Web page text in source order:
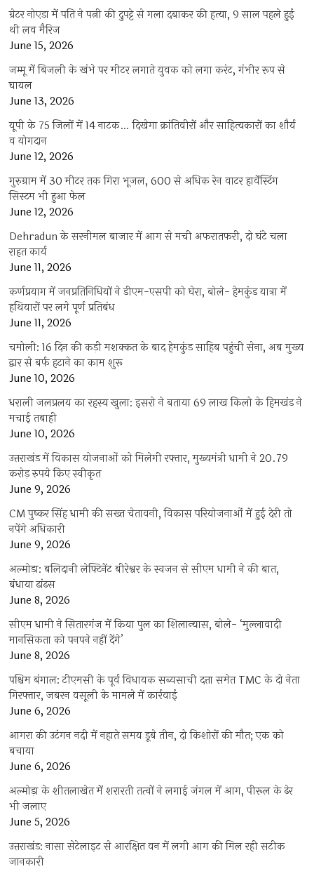
ग्रेटर नोएडा में पति ने पत्नी की दुपट्टे से गला दबाकर की हत्या, 9 साल पहले हुई
थी लव मैरिज
June 15, 2026
जम्मू में बिजली के खंभे पर मीटर लगाते युवक को लगा करंट, गंभीर रूप से
घायल
June 13, 2026
यूपी के 75 जिलों में 14 नाटक… दिखेगा क्रांतिवीरों और साहित्यकारों का शौर्य
व योगदान
June 12, 2026
गुरुग्राम में 30 मीटर तक गिरा भूजल, 600 से अधिक रेन वाटर हार्वेस्टिंग
सिस्टम भी हुआ फेल
June 12, 2026
Dehradun के सरनीमल बाजार में आग से मची अफरातफरी, दो घंटे चला
राहत कार्य
June 11, 2026
कर्णप्रयाग में जनप्रतिनिधियों ने डीएम-एसपी को घेरा, बोले- हेमकुंड यात्रा में
हथियारों पर लगे पूर्ण प्रतिबंध
June 11, 2026
चमोली: 16 दिन की कड़ी मशक्कत के बाद हेमकुंड साहिब पहुंची सेना, अब मुख्य
द्वार से बर्फ हटाने का काम शुरू
June 10, 2026
धराली जलप्रलय का रहस्य खुला: इसरो ने बताया 69 लाख किलो के हिमखंड ने
मचाई तबाही
June 10, 2026
उत्तराखंड में विकास योजनाओं को मिलेगी रफ्तार, मुख्यमंत्री धामी ने 20.79
करोड़ रुपये किए स्वीकृत
June 9, 2026
CM पुष्कर सिंह धामी की सख्त चेतावनी, विकास परियोजनाओं में हुई देरी तो
नपेंगे अधिकारी
June 9, 2026
अल्मोड़ा: बलिदानी लेफ्टिनेंट बीरेश्वर के स्वजन से सीएम धामी ने की बात,
बंधाया ढांढस
June 8, 2026
सीएम धामी ने सितारगंज में किया पुल का शिलान्यास, बोले- ‘मुल्लावादी
मानसिकता को पनपने नहीं देंगे’
June 8, 2026
पश्चिम बंगाल: टीएमसी के पूर्व विधायक सब्यसाची दत्ता समेत TMC के दो नेता
गिरफ्तार, जबरन वसूली के मामले में कार्रवाई
June 6, 2026
आगरा की उटंगन नदी में नहाते समय डूबे तीन, दो किशोरों की मौत; एक को
बचाया
June 6, 2026
अल्मोड़ा के शीतलाखेत में शरारती तत्वों ने लगाई जंगल में आग, पीरूल के ढेर
भी जलाए
June 5, 2026
उत्तराखंड: नासा सेटेलाइट से आरक्षित वन में लगी आग की मिल रही सटीक
जानकारी